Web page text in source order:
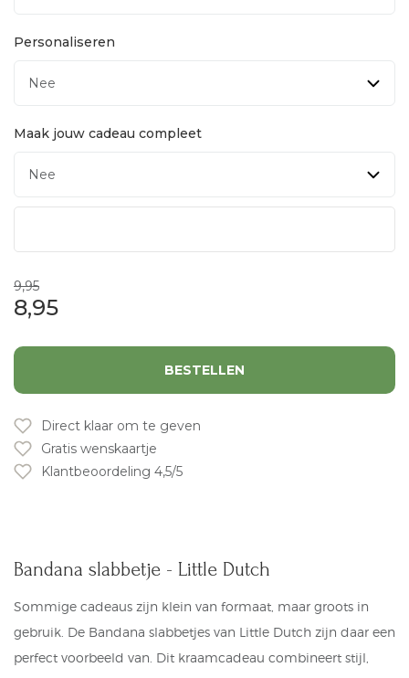
Personaliseren
Maak jouw cadeau compleet
9,95
8,95
BESTELLEN
Direct klaar om te geven
Gratis wenskaartje
Klantbeoordeling 4,5/5
Bandana slabbetje - Little Dutch
Sommige cadeaus zijn klein van formaat, maar groots in
gebruik. De Bandana slabbetjes van Little Dutch zijn daar een
perfect voorbeeld van. Dit kraamcadeau combineert stijl,